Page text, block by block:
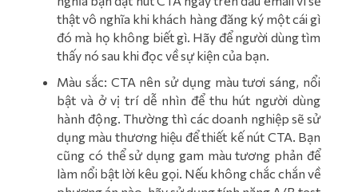
thật vô nghĩa khi khách hàng đăng ký một cái gì
đó mà họ không biết gì. Hãy để người dùng tìm
thấy nó sau khi đọc về sự kiện của bạn.
Màu sắc: CTA nên sử dụng màu tươi sáng, nổi
bật và ở vị trí dễ nhìn để thu hút người dùng
hành động. Thường thì các doanh nghiệp sẽ sử
dụng màu thương hiệu để thiết kế nút CTA. Bạn
cũng có thể sử dụng gam màu tương phản để
làm nổi bật lời kêu gọi. Nếu không chắc chắn về